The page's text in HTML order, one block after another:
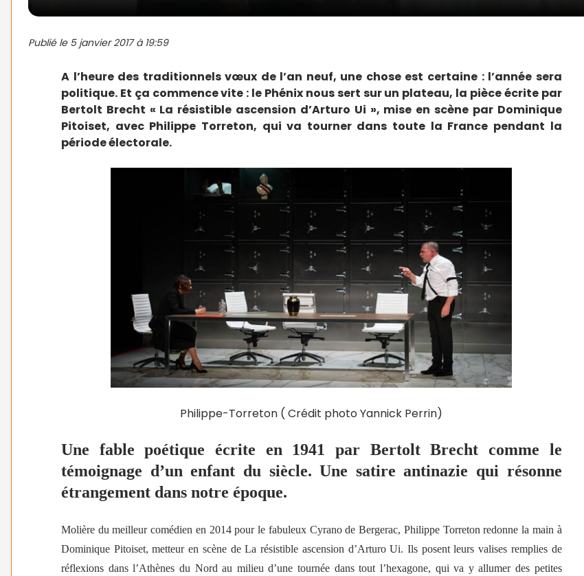
Publié le 5 janvier 2017 à 19:59
A l’heure des traditionnels vœux de l’an neuf, une chose est certaine : l’année sera
politique. Et ça commence vite : le Phénix nous sert sur un plateau, la pièce écrite par
Bertolt Brecht « La résistible ascension d’Arturo Ui », mise en scène par Dominique
Pitoiset, avec Philippe Torreton, qui va tourner dans toute la France pendant la
période électorale.
Philippe-Torreton ( Crédit photo Yannick Perrin)
Une fable poétique écrite en 1941 par Bertolt Brecht comme le
témoignage d’un enfant du siècle. Une satire antinazie qui résonne
étrangement dans notre époque.
Molière du meilleur comédien en 2014 pour le fabuleux Cyrano de Bergerac, Philippe Torreton redonne la main à
Dominique Pitoiset, metteur en scène deLa résistible ascension d’Arturo Ui.Ils posent leurs valises remplies de
réflexions dans l’Athènes du Nord au milieu d’une tournée dans tout l’hexagone, quiva y allumer des petites